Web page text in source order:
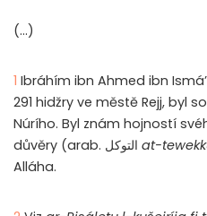
(…)
1 Ibráhím ibn Ahmed ibn
291 hidžry ve městě Rejj, byl
Núrího. Byl znám hojností
at-
Alláha.